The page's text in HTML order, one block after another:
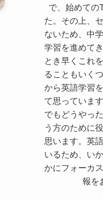
で、始めての
た。その上、
ないため、中
学習を進めて
とき早くこれ
ることもいく
から英語学習
て思っていま
でもどうやっ
う方のために
思います。英
いるため、い
かにフォーカ
報を